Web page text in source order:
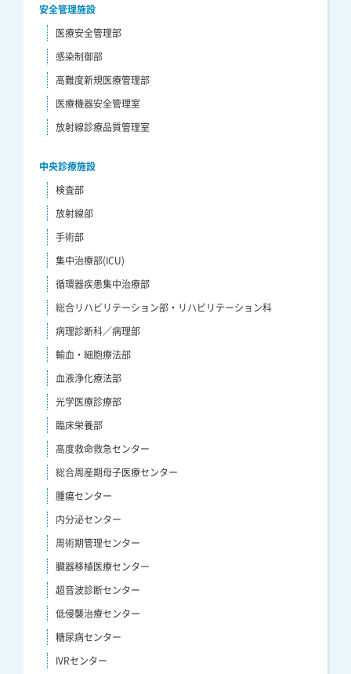
安全管理施設
医療安全管理部
感染制御部
高難度新規医療管理部
医療機器安全管理室
放射線診療品質管理室
中央診療施設
検査部
放射線部
手術部
集中治療部(ICU)
循環器疾患集中治療部
総合リハビリテーション部・リハビリテーション科
病理診断科／病理部
輸血・細胞療法部
血液浄化療法部
光学医療診療部
臨床栄養部
高度救命救急センター
総合周産期母子医療センター
腫瘍センター
内分泌センター
周術期管理センター
臓器移植医療センター
超音波診断センター
低侵襲治療センター
糖尿病センター
IVRセンター